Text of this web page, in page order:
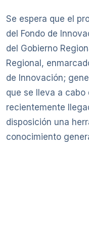
Se espera que el
del Fondo de
del Gobierno
Regional,
de Innovación;
que se lleva a
recientemente
disposición una
conocimiento